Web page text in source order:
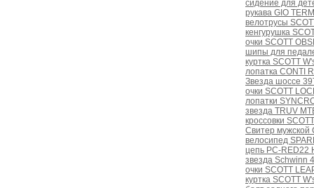
сидение для
рукава GIO
велотрусы
кенгурушка
очки SCOTT
шипы для
куртка SCOTT
лопатка CONTI
Звезда шоссе
очки SCOTT
лопатки
звезда TRUV
кроссовки
Свитер мужской
велосипед
цепь PC-RED22
звезда Schwinn
очки SCOTT
куртка SCOTT